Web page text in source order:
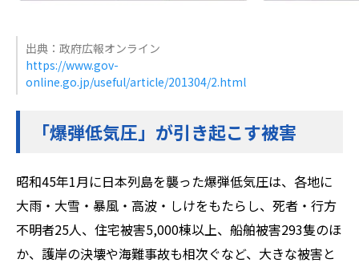
出典：政府広報オンライン
https://www.gov-
online.go.jp/useful/article/201304/2.html
「爆弾低気圧」が引き起こす被害
昭和45年1月に日本列島を襲った爆弾低気圧は、各地に
大雨・大雪・暴風・高波・しけをもたらし、死者・行方
不明者25人、住宅被害5,000棟以上、船舶被害293隻のほ
か、護岸の決壊や海難事故も相次ぐなど、大きな被害と